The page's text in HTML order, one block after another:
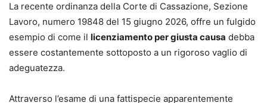
La recente ordinanza della Corte di Cassazione, Sezione
Lavoro, numero 19848 del 15 giugno 2026, offre un fulgido
esempio di come il licenziamento per giusta causa debba
essere costantemente sottoposto a un rigoroso vaglio di
adeguatezza.
Attraverso l’esame di una fattispecie apparentemente